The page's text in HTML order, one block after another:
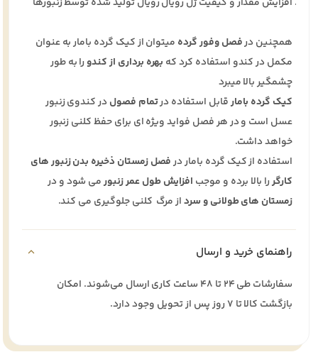
همچنین درفصل وفور گردهمیتوان از کیک گرده بامار به عنوان
مکمل در کندو استفاده کرد که بهره برداری از کندورا به طور
چشمگیر بالا میبرد
کیک گرده بامارقابل استفاده درتمام فصولدر کندوی زنبور
عسل است و در هر فصل فواید ویژه ای برای حفظ کلنی زنبور
خواهد داشت.
استفاده از کیک گرده بامار درفصل زمستان ذخیره بدن زنبور های
کارگررا بالا برده و موجبافزایش طول عمر زنبورمی شود و در
زمستان های طولانی و سرداز مرگ کلنی جلوگیری می کند.
راهنمای خرید و ارسال
سفارشات طی ۲۴ تا ۴۸ ساعت کاری ارسال می‌شوند. امکان
بازگشت کالا تا ۷ روز پس از تحویل وجود دارد.